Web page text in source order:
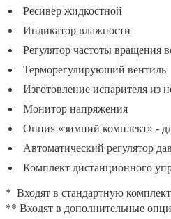
Ресивер жидкостной
Индикатор влажности
Регулятор частоты вращения
Терморегулирующий вентиль
Изготовление испарителя
Монитор напряжения
Опция «зимний комплект» -
Автоматический регулятор
Комплект дистанционного
* Входят в стандартную
** Входят в дополнительные